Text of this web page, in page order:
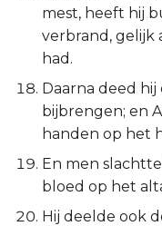
mest, heeft hij
verbrand, gelijk
had.
Daarna deed
bijbrengen; en
handen op het
En men
bloed op het
Hij deelde ook